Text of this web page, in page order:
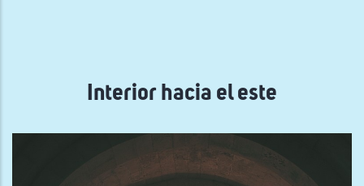
navegaciónInterior hacia el este